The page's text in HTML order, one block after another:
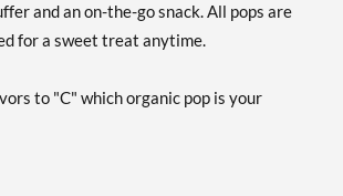
and an on-the-go snack. All pops are
for a sweet treat anytime.
to "C" which organic pop is your